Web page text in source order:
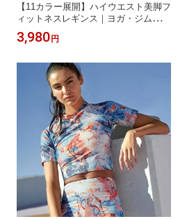
【11カラー展開】ハイウエスト美脚フ
ィットネスレギンス｜ヨガ・ジム・普
段使いOK ストレッチ抜群 おしゃれ
3,980 円